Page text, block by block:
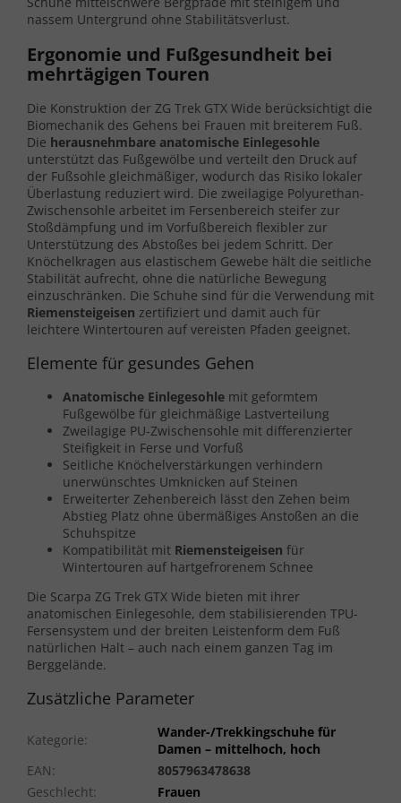
nassem Untergrund ohne Stabilitätsverlust.
Ergonomie und Fußgesundheit bei
mehrtägigen Touren
Die Konstruktion der ZG Trek GTX Wide berücksichtigt die
Biomechanik des Gehens bei Frauen mit breiterem Fuß.
Die herausnehmbare anatomische Einlegesohle
unterstützt das Fußgewölbe und verteilt den Druck auf
der Fußsohle gleichmäßiger, wodurch das Risiko lokaler
Überlastung reduziert wird. Die zweilagige Polyurethan-
Zwischensohle arbeitet im Fersenbereich steifer zur
Stoßdämpfung und im Vorfußbereich flexibler zur
Unterstützung des Abstoßes bei jedem Schritt. Der
Knöchelkragen aus elastischem Gewebe hält die seitliche
Stabilität aufrecht, ohne die natürliche Bewegung
einzuschränken. Die Schuhe sind für die Verwendung mit
Riemensteigeisen zertifiziert und damit auch für
leichtere Wintertouren auf vereisten Pfaden geeignet.
Elemente für gesundes Gehen
Anatomische Einlegesohle mit geformtem
Fußgewölbe für gleichmäßige Lastverteilung
Zweilagige PU-Zwischensohle mit differenzierter
Steifigkeit in Ferse und Vorfuß
Seitliche Knöchelverstärkungen verhindern
unerwünschtes Umknicken auf Steinen
Erweiterter Zehenbereich lässt den Zehen beim
Abstieg Platz ohne übermäßiges Anstoßen an die
Schuhspitze
Kompatibilität mit Riemensteigeisen für
Wintertouren auf hartgefrorenem Schnee
Die Scarpa ZG Trek GTX Wide bieten mit ihrer
anatomischen Einlegesohle, dem stabilisierenden TPU-
Fersensystem und der breiten Leistenform dem Fuß
natürlichen Halt – auch nach einem ganzen Tag im
Berggelände.
Zusätzliche Parameter
Kategorie:
Wander-/Trekkingschuhe für
Damen – mittelhoch, hoch
EAN:
8057963478638
Geschlecht: Frauen